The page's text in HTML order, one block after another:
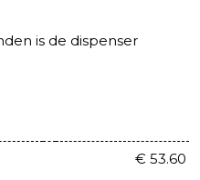
is de dispenser
€ 53.60